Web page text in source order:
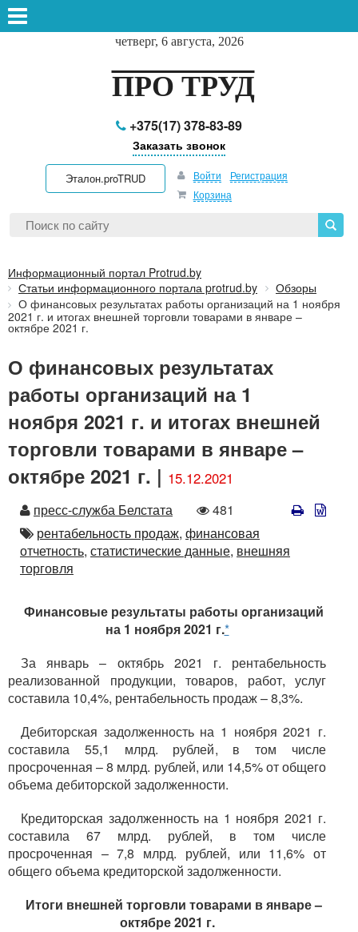
четверг, 6 августа, 2026
ПРО ТРУД
+375(17) 378-83-89
Заказать звонок
Эталон.proTRUD Войти
Регистрация
Корзина
Информационный портал Protrud.by
Статьи информационного портала protrud.by
Обзоры
О финансовых результатах работы организаций на 1 ноября
2021 г. и итогах внешней торговли товарами в январе –
октябре 2021 г.
О финансовых результатах
работы организаций на 1
ноября 2021 г. и итогах внешней
торговли товарами в январе –
октябре 2021 г. | 15.12.2021
Автор
пресс-служба Белстата
Количество
просмотров
481
Автор
рентабельность продаж, финансовая
отчетность, статистические данные, внешняя
торговля
Финансовые результаты работы организаций
на 1 ноября 2021 г.*
За январь – октябрь 2021 г. рентабельность
реализованной продукции, товаров, работ, услуг
составила 10,4%, рентабельность продаж – 8,3%.
Дебиторская задолженность на 1 ноября 2021 г.
составила 55,1 млрд. рублей, в том числе
просроченная – 8 млрд. рублей, или 14,5% от общего
объема дебиторской задолженности.
Кредиторская задолженность на 1 ноября 2021 г.
составила 67 млрд. рублей, в том числе
просроченная – 7,8 млрд. рублей, или 11,6% от
общего объема кредиторской задолженности.
Итоги внешней торговли товарами в январе –
октябре 2021 г.